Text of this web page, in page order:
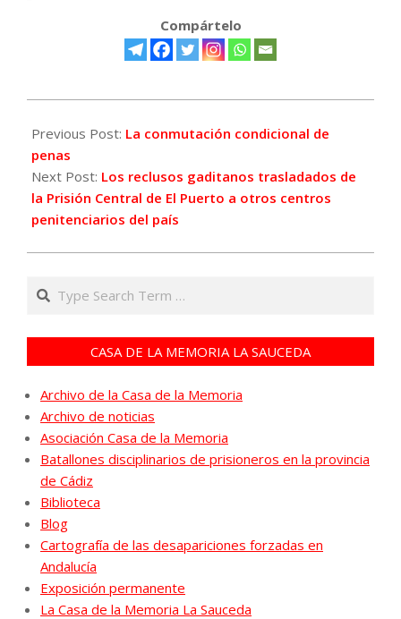
Compártelo
12-
23
Previous Post: La conmutación condicional de
penas
Next Post: Los reclusos gaditanos trasladados de
la Prisión Central de El Puerto a otros centros
penitenciarios del país
Search
CASA DE LA MEMORIA LA SAUCEDA
Archivo de la Casa de la Memoria
Archivo de noticias
Asociación Casa de la Memoria
Batallones disciplinarios de prisioneros en la provincia
de Cádiz
Biblioteca
Blog
Cartografía de las desapariciones forzadas en
Andalucía
Exposición permanente
La Casa de la Memoria La Sauceda